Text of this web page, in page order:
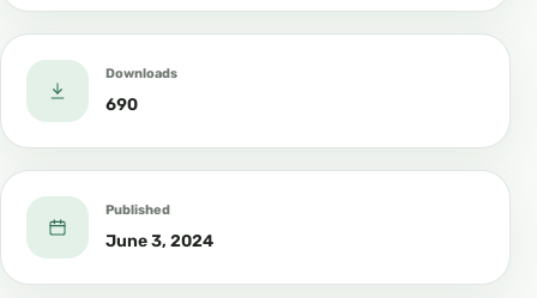
بين عمرة رمضان، وعمرة ذي القعدة، ثم قال: وهذا مما
أستخير الله فيه، فمن كان له فضل علم فليفدنا أو فليعد
Downloads
690
Published
June 3, 2024